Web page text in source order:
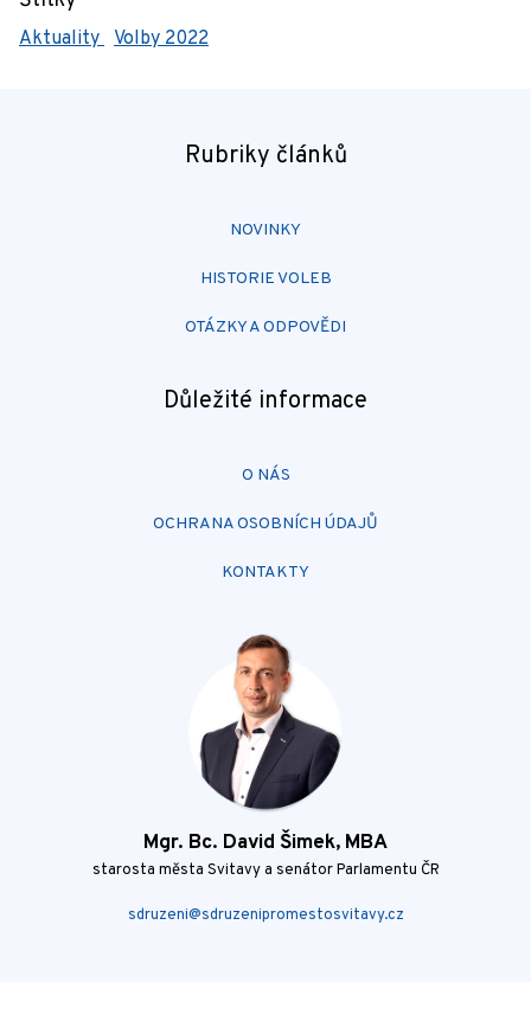
Aktuality Volby 2022
Rubriky článků
NOVINKY
HISTORIE VOLEB
OTÁZKY A ODPOVĚDI
Důležité informace
O NÁS
OCHRANA OSOBNÍCH ÚDAJŮ
KONTAKTY
Mgr. Bc. David Šimek, MBA
starosta města Svitavy a senátor Parlamentu ČR
sdruzeni@sdruzenipromestosvitavy.cz